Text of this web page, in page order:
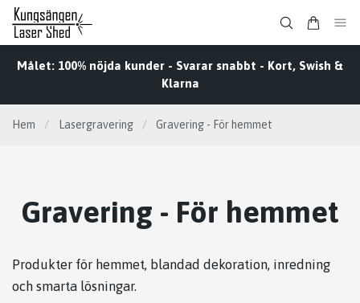
Målet: 100% nöjda kunder - Svarar snabbt - Kort, Swish &
Klarna
Hem / Lasergravering / Gravering - För hemmet
Gravering - För hemmet
Produkter för hemmet, blandad dekoration, inredning
och smarta lösningar.